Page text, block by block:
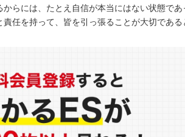
らには、たとえ自信が本当にはない状態であ
任を持って、皆を引っ張ることが大切である